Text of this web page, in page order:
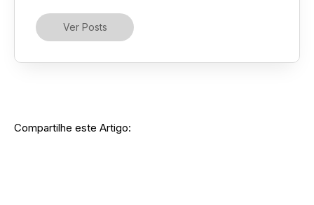
Ver Posts
Compartilhe este Artigo: